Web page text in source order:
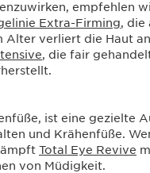
empfehlen
Extra-Firming, die
verliert die Haut
, die fair
ist eine gezielte
und Krähenfüße.
Total Eye Revive
von Müdigkeit.